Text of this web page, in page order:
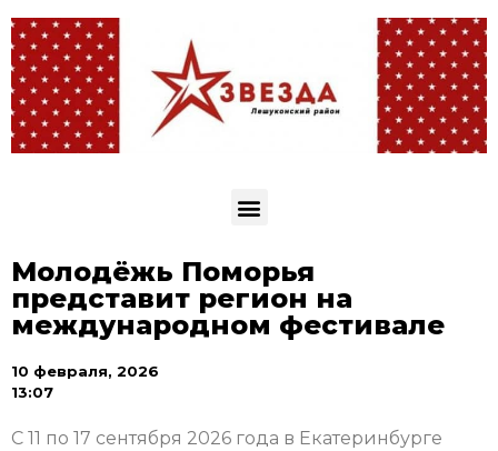
Молодёжь Поморья
представит регион на
международном фестивале
10 февраля, 2026
13:07
С 11 по 17 сентября 2026 года в Екатеринбурге